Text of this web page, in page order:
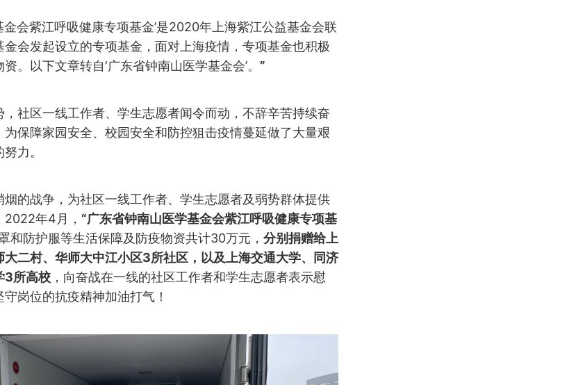
金会紫江呼吸健康专项基金’是2020年上海紫江公益基金会联
会发起设立的专项基金，面对上海疫情，专项基金也积极
。以下文章转自‘广东省钟南山医学基金会’。 ”
社区一线工作者、学生志愿者闻令而动，不辞辛苦持续奋
保障家园安全、校园安全和防控狙击疫情蔓延做了大量艰
力。
烟的战争，为社区一线工作者、学生志愿者及弱势群体提供
2022年4月， “广东省钟南山医学基金会紫江呼吸健康专项基
和防护服等生活保障及防疫物资共计30万元， 分别捐赠给上
二村、华师大中江小区3所社区，以及 上海交通大学、
同济
3所高校 ，向奋战在一线的社区工作者和学生志愿者表示慰
岗位的抗疫精神加油打气！